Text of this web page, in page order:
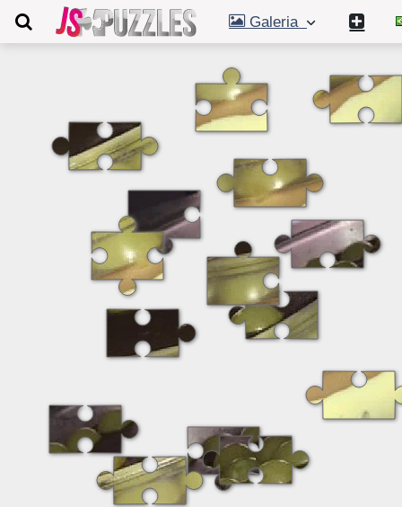
Galeria